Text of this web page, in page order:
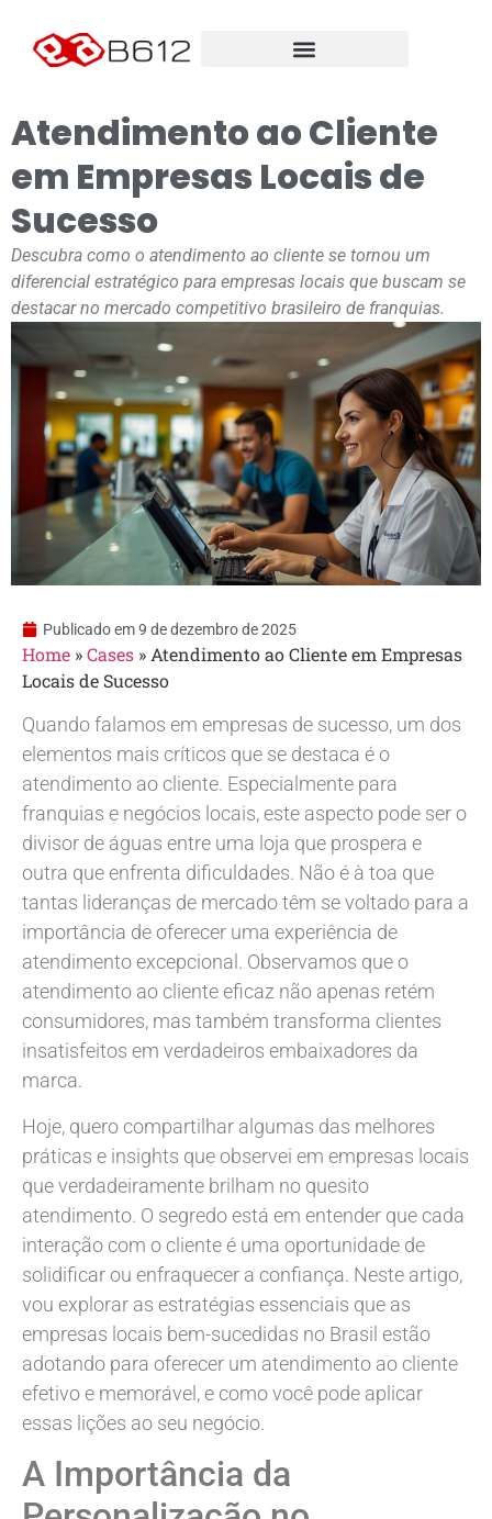
Atendimento ao Cliente
em Empresas Locais de
Sucesso
Descubra como o atendimento ao cliente se tornou um
diferencial estratégico para empresas locais que buscam se
destacar no mercado competitivo brasileiro de franquias.
Publicado em9 de dezembro de 2025
Home »Cases » Atendimento ao Cliente em Empresas
Locais de Sucesso
Quando falamos em empresas de sucesso, um dos
elementos mais críticos que se destaca é o
atendimento ao cliente. Especialmente para
franquias e negócios locais, este aspecto pode ser o
divisor de águas entre uma loja que prospera e
outra que enfrenta dificuldades. Não é à toa que
tantas lideranças de mercado têm se voltado para a
importância de oferecer uma experiência de
atendimento excepcional. Observamos que o
atendimento ao cliente eficaz não apenas retém
consumidores, mas também transforma clientes
insatisfeitos em verdadeiros embaixadores da
marca.
Hoje, quero compartilhar algumas das melhores
práticas e insights que observei em empresas locais
que verdadeiramente brilham no quesito
atendimento. O segredo está em entender que cada
interação com o cliente é uma oportunidade de
solidificar ou enfraquecer a confiança. Neste artigo,
vou explorar as estratégias essenciais que as
empresas locais bem-sucedidas no Brasil estão
adotando para oferecer um atendimento ao cliente
efetivo e memorável, e como você pode aplicar
essas lições ao seu negócio.
A Importância da